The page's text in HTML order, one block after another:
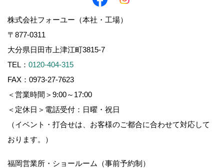
株式会社フォーユー（本社・工場）
〒877-0311
大分県日田市上津江町3815-7
TEL： 0120-404-315
FAX：0973-27-7623
＜営業時間＞9:00～17:00
＜定休日＞電話受付：日曜・祝日
（イベント・打合せは、お客様のご都合に合わせて対応して
おります。）
福岡営業所・ショールーム（事前予約制）